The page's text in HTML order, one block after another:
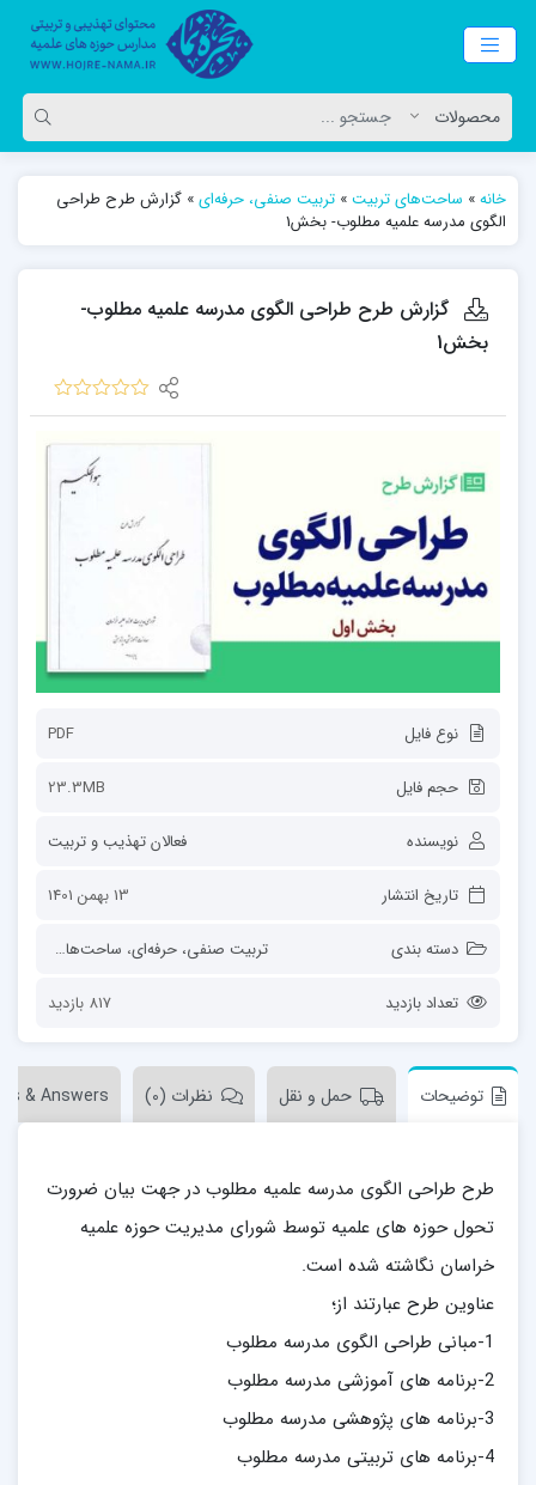
خانه» ساحت‌های تربیت» تربیت صنفی، حرفه‌ای» گزارش طرح طراحی
الگوی مدرسه علمیه مطلوب- بخش1
گزارش طرح طراحی الگوی مدرسه علمیه مطلوب-
بخش1
نوع فایل PDF
حجم فایل 23.3MB
نویسنده فعالان تهذیب و تربیت
تاریخ انتشار 13 بهمن 1401
دسته بندی تربیت صنفی، حرفه‌ای، ساحت‌های تربیت
تعداد بازدید 817 بازدید
توضیحات حمل و نقل نظرات (0) & Answers
طرح طراحی الگوی مدرسه علمیه مطلوب در جهت بیان ضرورت
تحول حوزه های علمیه توسط شورای مدیریت حوزه علمیه
خراسان نگاشته شده است.
عناوین طرح عبارتند از؛
1-مبانی طراحی الگوی مدرسه مطلوب
2-برنامه های آموزشی مدرسه مطلوب
3-برنامه های پژوهشی مدرسه مطلوب
4-برنامه های تربیتی مدرسه مطلوب